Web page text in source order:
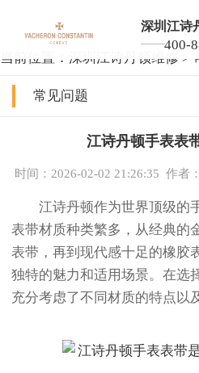
深圳江诗
400-
当前位置： 深圳江诗丹顿维修 >
常见问题
江诗丹顿手表表
时间：2026-02-02 21:26:35 作者
江诗丹顿作为世界顶级的
表带材质种类繁多，从经典的
表带，再到现代感十足的橡胶
独特的魅力和适用场景。在选
充分考虑了不同材质的特点以